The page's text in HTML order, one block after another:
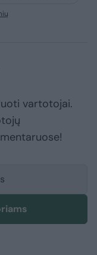
vartotojai.